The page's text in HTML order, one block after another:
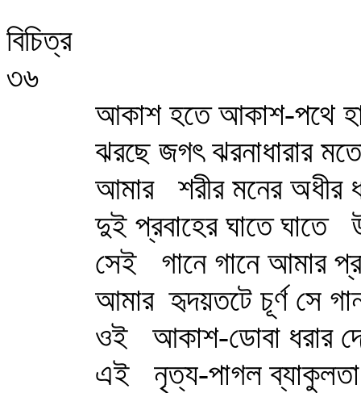
বিচিত্র
৩৬
আকাশ হতে আকাশ-পথে
ঝরছে জগৎ ঝরনাধারার
আমার
শরীর মনের অধীর
দুই প্রবাহের ঘাতে ঘাতে
সেই
গানে গানে আমার
আমার হৃদয়তটে চূর্ণ সে
ওই
আকাশ-ডোবা ধরার
এই
নৃত্য-পাগল ব্যাকুলতা